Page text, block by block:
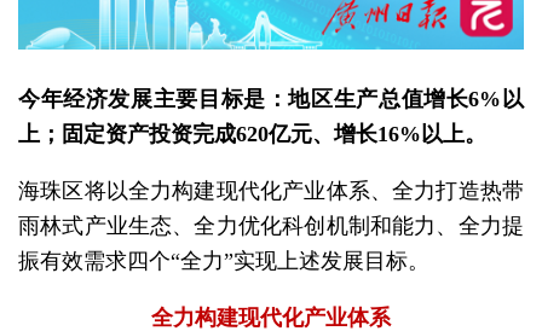
今年经济发展主要目标是：地区生产总值增长6%以
上；固定资产投资完成620亿元、增长16%以上。
海珠区将以全力构建现代化产业体系、全力打造热带
雨林式产业生态、全力优化科创机制和能力、全力提
振有效需求四个“全力”实现上述发展目标。
全力构建现代化产业体系